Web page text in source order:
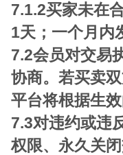
7.1.2买家未在
1天；一个月内
7.2会员对交易
协商。若买卖
平台将根据生
7.3对违约或违
权限、永久关